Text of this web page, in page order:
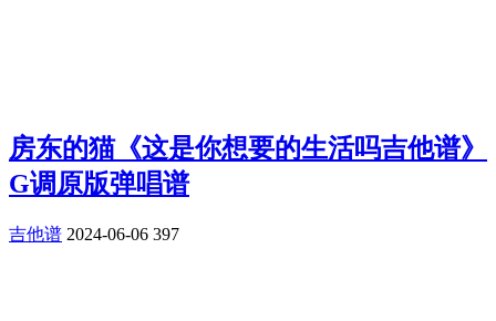
房东的猫《这是你想要的生活吗吉他谱》
G调原版弹唱谱
吉他谱 2024-06-06 397